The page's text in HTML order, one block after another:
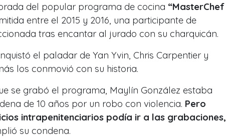
del popular programa de cocina “MasterChef
entre el 2015 y 2016, una participante de
tras encantar al jurado con su charquicán.
el paladar de Yan Yvin, Chris Carpentier y
los conmovió con su historia.
se grabó el programa, Maylín González estaba
de 10 años por un robo con violencia. Pero
intrapenitenciarios podía ir a las grabaciones,
su condena.